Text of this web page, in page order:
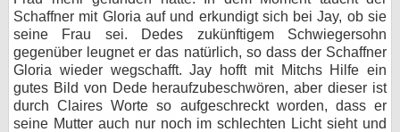
Schaffner mit Gloria auf und erkundigt sich bei Jay, ob sie
seine Frau sei. Dedes zukünftigem Schwiegersohn
gegenüber leugnet er das natürlich, so dass der Schaffner
Gloria wieder wegschafft. Jay hofft mit Mitchs Hilfe ein
gutes Bild von Dede heraufzubeschwören, aber dieser ist
durch Claires Worte so aufgeschreckt worden, dass er
seine Mutter auch nur noch im schlechten Licht sieht und